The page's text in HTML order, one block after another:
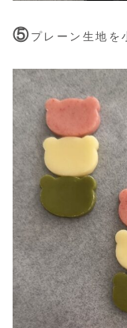
⑤プレーン生地を